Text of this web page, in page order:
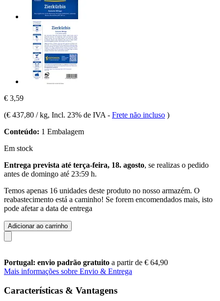
€ 3,59
(€ 437,80 / kg, Incl. 23% de IVA - Frete não incluso )
Conteúdo: 1 Embalagem
Em stock
Entrega prevista até terça-feira, 18. agosto, se realizas o pedido
antes de domingo até 23:59 h.
Temos apenas 16 unidades deste produto no nosso armazém. O
reabastecimento está a caminho! Se forem encomendados mais, isto
pode afetar a data de entrega
Adicionar ao carrinho
Portugal: envio padrão gratuito a partir de € 64,90
Mais informações sobre Envio & Entrega
Características & Vantagens